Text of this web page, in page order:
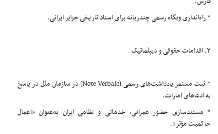
* راه‌اندازی وبگاه رسمی چندزبانه برای اسناد تاریخی جزایر ایرانی.
۳. اقدامات حقوقی و دیپلماتیک
* ثبت مستمر یادداشت‌های رسمی (Note Verbale) در سازمان ملل در پاسخ
به ادعاهای امارات.
* مستندسازی حضور عمرانی، خدماتی و نظامی ایران به‌عنوان «اعمال
حاکمیت مؤثر».